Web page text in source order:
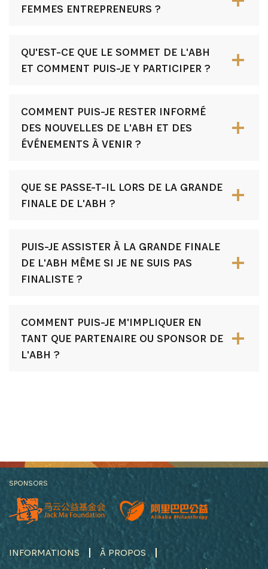
FEMMES ENTREPRENEURS ?
QU'EST-CE QUE LE SOMMET DE L'ABH
ET COMMENT PUIS-JE Y PARTICIPER ?
COMMENT PUIS-JE RESTER INFORMÉ
DES NOUVELLES DE L'ABH ET DES
ÉVÉNEMENTS À VENIR ?
QUE SE PASSE-T-IL LORS DE LA GRANDE
FINALE DE L'ABH ?
PUIS-JE ASSISTER À LA GRANDE FINALE
DE L'ABH MÊME SI JE NE SUIS PAS
FINALISTE ?
COMMENT PUIS-JE M'IMPLIQUER EN
TANT QUE PARTENAIRE OU SPONSOR DE
L'ABH ?
SPONSORS
INFORMATIONS
À PROPOS